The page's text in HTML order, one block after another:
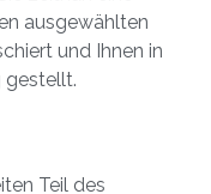
ausgewählten
und Ihnen in
gestellt.
Teil des